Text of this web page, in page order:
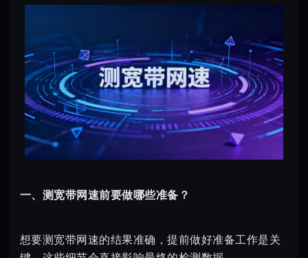
一、测宽带网速前要做哪些准备？
想要测宽带网速的结果准确，提前做好准备工作是关